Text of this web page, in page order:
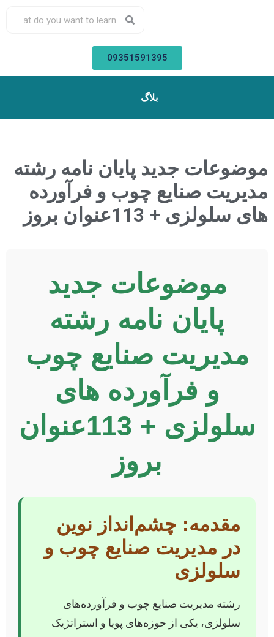
09351591395
بلاگ
موضوعات جدید پایان نامه رشته
مدیریت صنایع چوب و فرآورده
های سلولزی + 113عنوان بروز
موضوعات جدید
پایان نامه رشته
مدیریت صنایع چوب
و فرآورده های
سلولزی + 113عنوان
بروز
مقدمه: چشم‌انداز نوین
در مدیریت صنایع چوب و
سلولزی
رشته مدیریت صنایع چوب و فرآورده‌های
سلولزی، یکی از حوزه‌های پویا و استراتژیک